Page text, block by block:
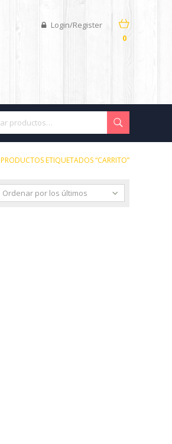
0
Login/Register
PRODUCTOS ETIQUETADOS “CARRITO”
Ordenar por los últimos